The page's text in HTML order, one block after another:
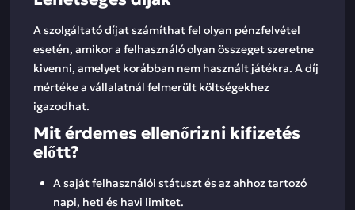
A szolgáltató díjat számíthat fel olyan pénzfelvétel
esetén, amikor a felhasználó olyan összeget szeretne
kivenni, amelyet korábban nem használt játékra. A díj
mértéke a vállalatnál felmerült költségekhez
igazodhat.
Mit érdemes ellenőrizni kifizetés
előtt?
A saját felhasználói státuszt és az ahhoz tartozó
napi, heti és havi limitet.